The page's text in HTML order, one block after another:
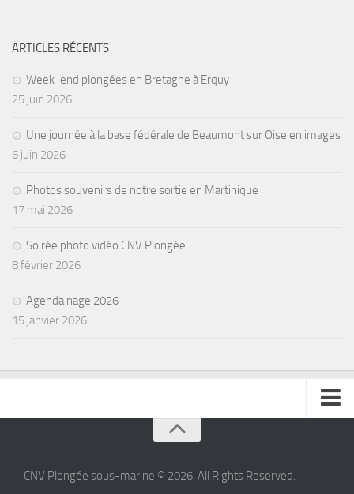
ARTICLES RÉCENTS
Week-end plongées en Bretagne à Erquy
25 juin 2026
Une journée à la base fédérale de Beaumont sur Oise en images
6 juin 2026
Photos souvenirs de notre sortie en Martinique
17 mai 2026
Soirée photo vidéo CNV Plongée
8 février 2026
Agenda nage 2026
15 janvier 2026
CNV Plongée sous-marine © 2026. All Rights Reserved.